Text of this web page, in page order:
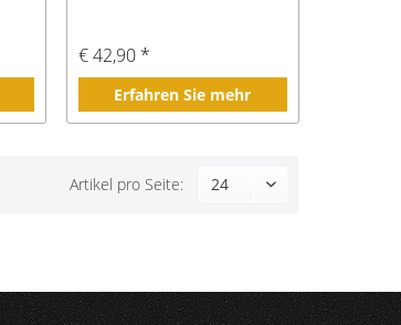
€ 42,90 *
Erfahren Sie mehr
Artikel pro Seite: